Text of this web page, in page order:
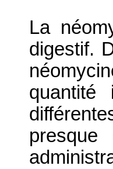
La
digestif.
quantité